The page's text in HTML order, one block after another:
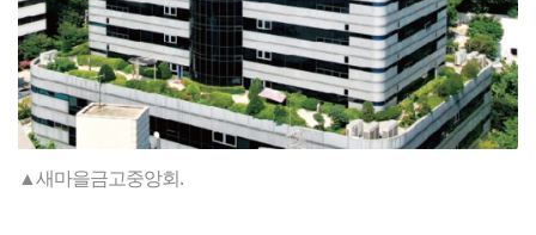
▲새마을금고중앙회.